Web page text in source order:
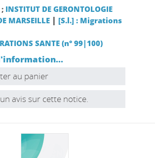
INSTITUT DE GERONTOLOGIE
MARSEILLE | [S.l.] : Migrations
SANTE (n° 99|100)
au panier
avis sur cette notice.